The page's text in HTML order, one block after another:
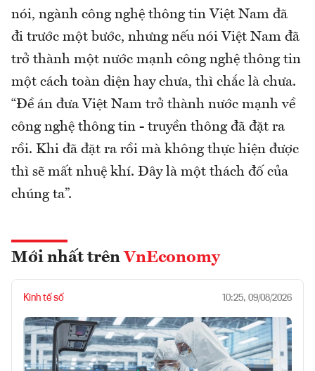
nói, ngành công nghệ thông tin Việt Nam đã
đi trước một bước, nhưng nếu nói Việt Nam đã
trở thành một nước mạnh công nghệ thông tin
một cách toàn diện hay chưa, thì chắc là chưa.
“Đề án đưa Việt Nam trở thành nước mạnh về
công nghệ thông tin - truyền thông đã đặt ra
rồi. Khi đã đặt ra rồi mà không thực hiện được
thì sẽ mất nhuệ khí. Đây là một thách đố của
chúng ta”.
Mới nhất trên VnEconomy
Kinh tế số 10:25, 09/08/2026